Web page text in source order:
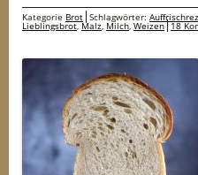
Kategorie Brot Schlagwörter:
Lieblingsbrot,Malz, Milch, Weizen 18